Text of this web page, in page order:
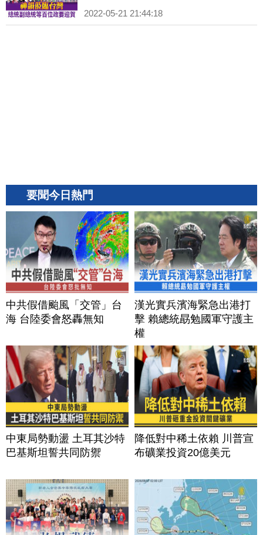
2022-05-21 21:44:18
要聞今日熱門
中共假借颱風「交管」台
海 台陸委會怒轟無知
漢光實兵濱海緊急出港打
擊 賴總統勗勉國軍守護主
權
中東局勢動盪 土耳其沙特
巴基斯坦誓共同防禦
降低對中稀土依賴 川普宣
布礦業投資20億美元